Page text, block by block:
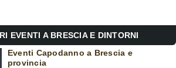
EVENTI A BRESCIA E DINTORNI
Eventi Capodanno a Brescia e
provincia